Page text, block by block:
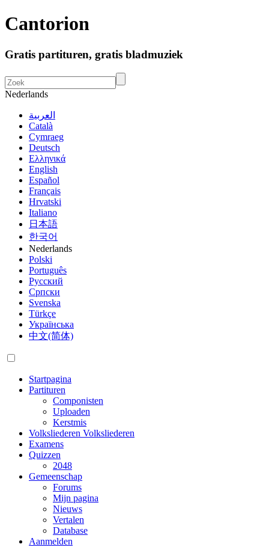
Cantorion
Gratis partituren, gratis bladmuziek
Nederlands
العربية
Català
Cymraeg
Deutsch
Ελληνικά
English
Español
Français
Hrvatski
Italiano
日本語
한국어
Nederlands
Polski
Português
Русский
Српски
Svenska
Türkçe
Українська
中文(简体)
Startpagina
Partituren
Componisten
Uploaden
Kerstmis
Volksliederen Volksliederen
Examens
Quizzen
2048
Gemeenschap
Forums
Mijn pagina
Nieuws
Vertalen
Database
Aanmelden